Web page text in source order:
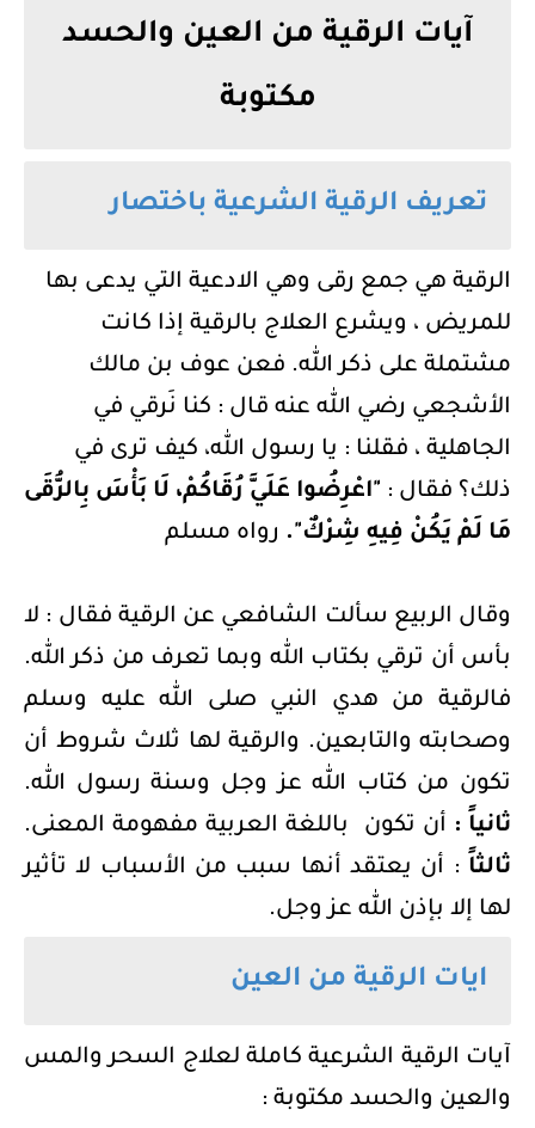
آيات الرقية من العين والحسد
مكتوبة
تعريف الرقية الشرعية باختصار
الرقية هي جمع رقى وهي الادعية التي يدعى بها
للمريض ، ويشرع العلاج بالرقية إذا كانت
مشتملة على ذكر الله. فعن عوف بن مالك
الأشجعي رضي الله عنه قال : كنا نَرقي في
الجاهلية ، فقلنا : يا رسول الله، كيف ترى في
ذلك؟ فقال : "اعْرِضُوا عَلَيَّ رُقَاكُمْ، لَا بَأْسَ بِالرُّقَى
مَا لَمْ يَكُنْ فِيهِ شِرْكٌ". رواه مسلم
وقال الربيع سألت الشافعي عن الرقية فقال : لا
بأس أن ترقي بكتاب الله وبما تعرف من ذكر الله.
فالرقية من هدي النبي صلى الله عليه وسلم
وصحابته والتابعين. والرقية لها ثلاث شروط أن
تكون من كتاب الله عز وجل وسنة رسول الله.
ثانياً : أن تكون باللغة العربية مفهومة المعنى.
ثالثاً : أن يعتقد أنها سبب من الأسباب لا تأثير
لها إلا بإذن الله عز وجل.
ايات الرقية من العين
آيات الرقية الشرعية كاملة لعلاج السحر والمس
والعين والحسد مكتوبة :